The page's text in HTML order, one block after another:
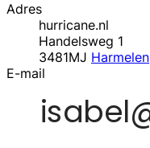
Adres
hurricane.nl
Handelsweg 1
3481MJ Harmelen
E-mail